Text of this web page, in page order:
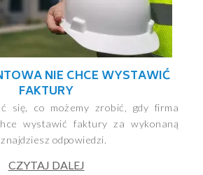
NIE CHCE WYSTAWIĆ
FAKTURY
się, co możemy zrobić, gdy firma
wystawić faktury za wykonaną
odpowiedzi.
CZYTAJ DALEJ